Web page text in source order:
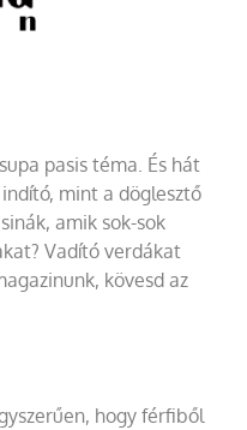
pasis téma. És hát
mint a döglesztő
amik sok-sok
Vadító verdákat
kövesd az
hogy férfiből